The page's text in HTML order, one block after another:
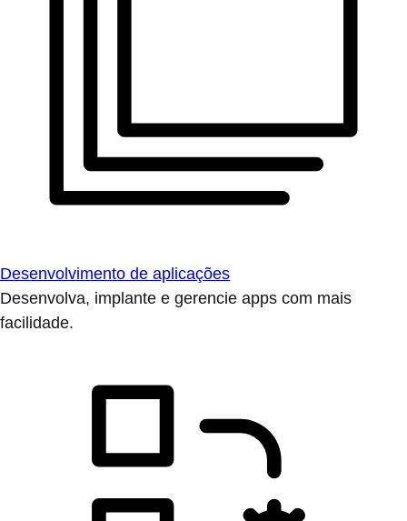
Desenvolvimento de aplicações
Desenvolva, implante e gerencie apps com mais
facilidade.